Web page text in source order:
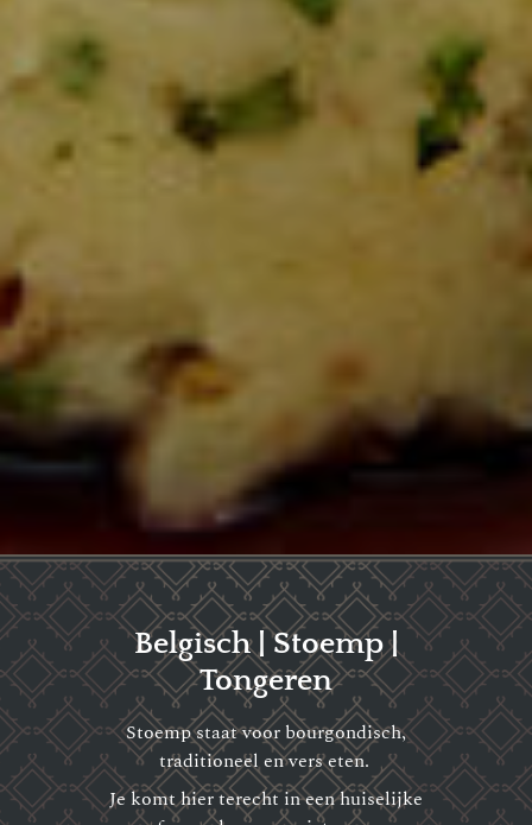
Belgisch | Stoemp |
Tongeren
Stoemp staat voor bourgondisch,
traditioneel en vers eten.
Je komt hier terecht in een huiselijke